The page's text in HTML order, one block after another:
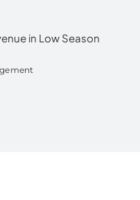
in Low Season